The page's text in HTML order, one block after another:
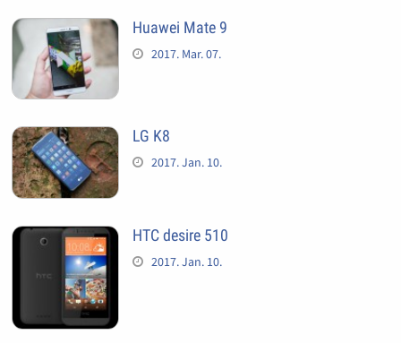
Huawei Mate 9
2017. Mar. 07.
LG K8
2017. Jan. 10.
HTC desire 510
2017. Jan. 10.